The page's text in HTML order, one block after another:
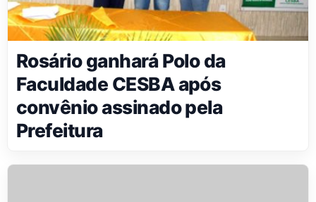
Rosário ganhará Polo da
Faculdade CESBA após
convênio assinado pela
Prefeitura